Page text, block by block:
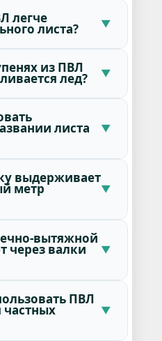
легче
листа?
из ПВЛ
лед?
листа
выдерживает
метр
вытяжной
через валки
ПВЛ